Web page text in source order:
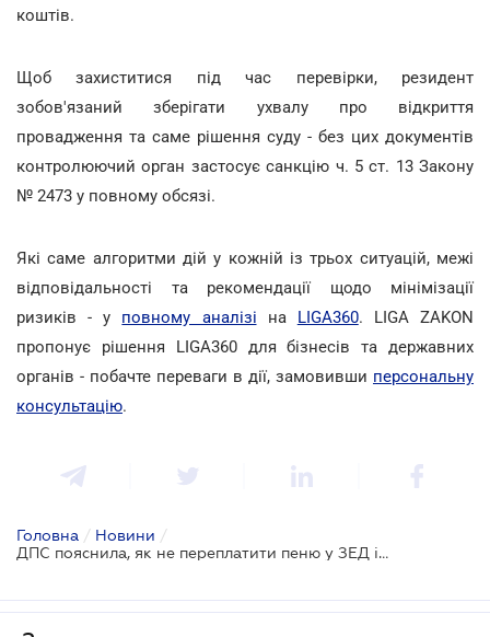
коштів.
Щоб захиститися під час перевірки, резидент
зобов'язаний зберігати ухвалу про відкриття
провадження та саме рішення суду - без цих документів
контролюючий орган застосує санкцію ч. 5 ст. 13 Закону
№ 2473 у повному обсязі.
Які саме алгоритми дій у кожній із трьох ситуацій, межі
відповідальності та рекомендації щодо мінімізації
ризиків - у повному аналізі на LIGA360. LIGA ZAKON
пропонує рішення LIGA360 для бізнесів та державних
органів - побачте переваги в дії, замовивши персональну
консультацію.
Головна / Новини /
ДПС пояснила, як не переплатити пеню у ЗЕД і правильно задекларувати іноземні інвестиції